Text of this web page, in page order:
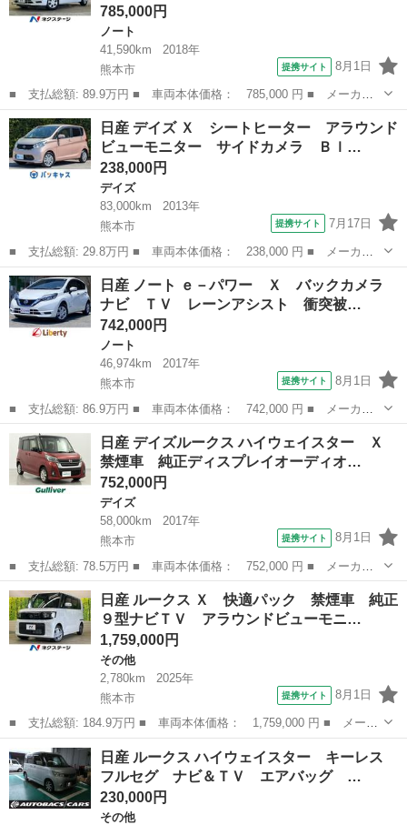
785,000円
ノート
41,590km
2018年
熊本市
提携サイト 8月1日
■ 支払総額: 89.9万円 ■ 車両本体価格： 785,000 円 ■ メーカー
名： 日産 ■ 車種名： ノート ■ グレード名： Ｘ 禁煙車 純
正ナビフルセグ インテリジェントエマージェンシーブレーキ コー
ナーセンサ ...
熊本 熊本市 ノート
日産 デイズ Ｘ シートヒーター アラウンド
ビューモニター サイドカメラ Ｂｌ…
238,000円
デイズ
83,000km
2013年
熊本市
提携サイト 7月17日
■ 支払総額: 29.8万円 ■ 車両本体価格： 238,000 円 ■ メーカー
名： 日産 ■ 車種名： デイズ ■ グレード名： Ｘ シートヒー
ター アラウンドビューモニター サイドカメラ Ｂｌｕｅｔｏｏｔ
ｈ ＣＤ Ｄ...
熊本 熊本市 デイズ
日産 ノート ｅ－パワー Ｘ バックカメラ
ナビ ＴＶ レーンアシスト 衝突被…
742,000円
ノート
46,974km
2017年
熊本市
提携サイト 8月1日
■ 支払総額: 86.9万円 ■ 車両本体価格： 742,000 円 ■ メーカー
名： 日産 ■ 車種名： ノート ■ グレード名： ｅ－パワー
Ｘ バックカメラ ナビ ＴＶ レーンアシスト 衝突被害軽減シス
テム オートラ...
熊本 熊本市 ノート
日産 デイズルークス ハイウェイスター Ｘ
禁煙車 純正ディスプレイオーディオ…
752,000円
デイズ
58,000km
2017年
熊本市
提携サイト 8月1日
■ 支払総額: 78.5万円 ■ 車両本体価格： 752,000 円 ■ メーカー
名： 日産 ■ 車種名： デイズルークス ■ グレード名： ハイウ
ェイスター Ｘ 禁煙車 純正ディスプレイオーディオ 全方位カメ
ラ ＥＴＣ ...
熊本 熊本市 デイズ
日産 ルークス Ｘ 快適パック 禁煙車 純正
９型ナビＴＶ アラウンドビューモニ…
1,759,000円
その他
2,780km
2025年
熊本市
提携サイト 8月1日
■ 支払総額: 184.9万円 ■ 車両本体価格： 1,759,000 円 ■ メーカ
ー名： 日産 ■ 車種名： ルークス ■ グレード名： Ｘ 快適パ
ック 禁煙車 純正９型ナビＴＶ アラウンドビューモニタ ハンズ
フリー電...
熊本市 その他
日産 ルークス ハイウェイスター キーレス
フルセグ ナビ＆ＴＶ エアバッグ …
230,000円
その他